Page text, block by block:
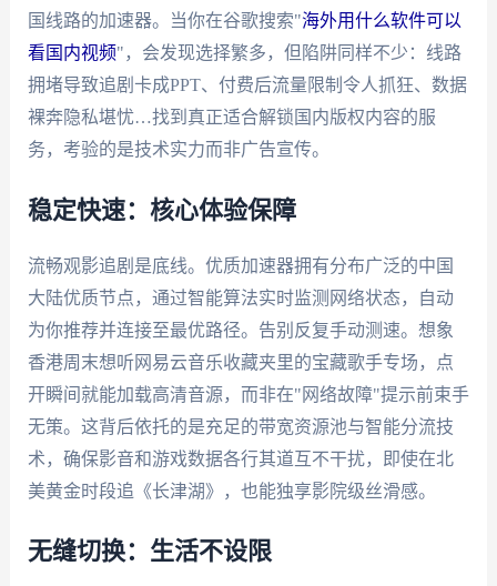
国线路的加速器。当你在谷歌搜索"海外用什么软件可以
看国内视频"，会发现选择繁多，但陷阱同样不少：线路
拥堵导致追剧卡成PPT、付费后流量限制令人抓狂、数据
裸奔隐私堪忧…找到真正适合解锁国内版权内容的服
务，考验的是技术实力而非广告宣传。
稳定快速：核心体验保障
流畅观影追剧是底线。优质加速器拥有分布广泛的中国
大陆优质节点，通过智能算法实时监测网络状态，自动
为你推荐并连接至最优路径。告别反复手动测速。想象
香港周末想听网易云音乐收藏夹里的宝藏歌手专场，点
开瞬间就能加载高清音源，而非在"网络故障"提示前束手
无策。这背后依托的是充足的带宽资源池与智能分流技
术，确保影音和游戏数据各行其道互不干扰，即使在北
美黄金时段追《长津湖》，也能独享影院级丝滑感。
无缝切换：生活不设限